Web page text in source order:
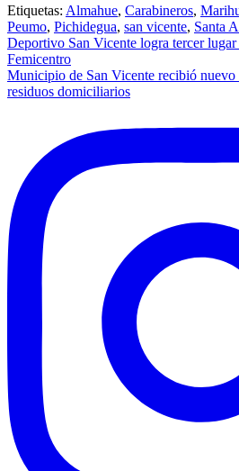
Etiquetas: Almahue, Carabineros,
Peumo, Pichidegua, san vicente, Santa
Navegación
de
entradas
Deportivo San Vicente logra tercer
Femicentro
Municipio de San Vicente recibió nuevo
residuos domiciliarios